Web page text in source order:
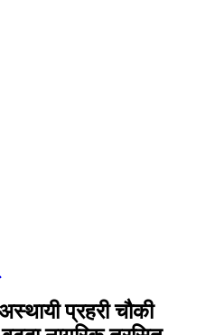
प्रहरी चौकी